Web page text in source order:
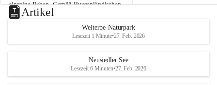
u
s
d
S
einzelne Reben. Gemäß Burgenländischen
Weinbaugesetz sind nicht gepflegte oder
unzulässige Weingärten zu roden! Bitte
helfen wir zusammen um unsere Winzer
vor den prognostizierten Ernteausfällen
und den daraus folgenden wirtschaftlichen
u
e
d
r
S
Artikel
Welterbe-Naturpark
Lesezeit 1 Minute•27. Feb. 2026
Neusiedler See
Lesezeit 6 Minuten•27. Feb. 2026